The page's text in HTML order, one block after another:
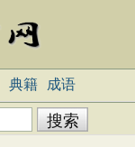
典籍 成语